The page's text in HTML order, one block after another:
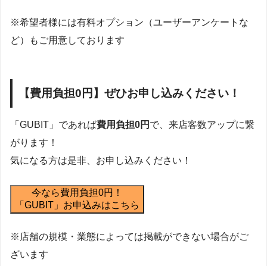
※希望者様には有料オプション（ユーザーアンケートな
ど）もご用意しております
【費用負担0円】ぜひお申し込みください！
「GUBIT」であれば費用負担0円 で、来店客数アップに繋
がります！
気になる方は是非、お申し込みください！
今なら費用負担0円！
「GUBIT」お申込みはこちら
※店舗の規模・業態によっては掲載ができない場合がご
ざいます